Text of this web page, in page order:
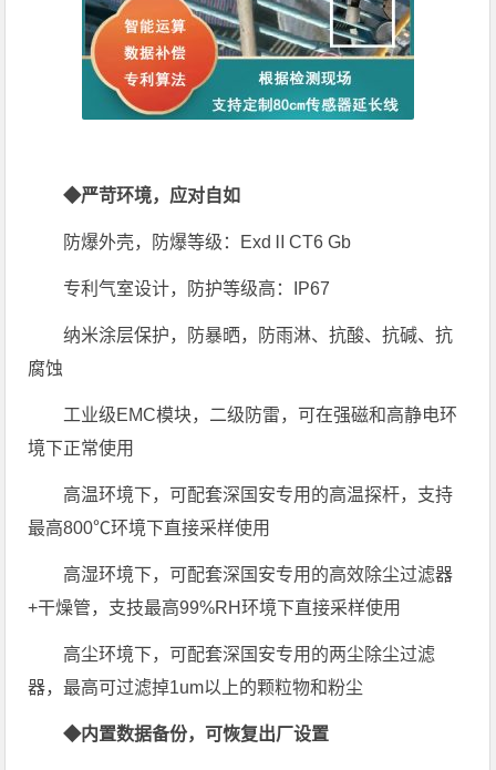
◆严苛环境，应对自如
防爆外壳，防爆等级：ExdⅡCT6 Gb
专利气室设计，防护等级高：IP67
纳米涂层保护，防暴晒，防雨淋、抗酸、抗碱、抗
腐蚀
工业级EMC模块，二级防雷，可在强磁和高静电环
境下正常使用
高温环境下，可配套深国安专用的高温探杆，支持
最高800℃环境下直接采样使用
高湿环境下，可配套深国安专用的高效除尘过滤器
+干燥管，支技最高99%RH环境下直接采样使用
高尘环境下，可配套深国安专用的两尘除尘过滤
器，最高可过滤掉1um以上的颗粒物和粉尘
◆内置数据备份，可恢复出厂设置